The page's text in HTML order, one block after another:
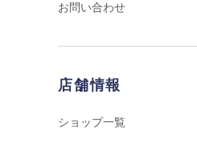
お問い合わせ
店舗情報
ショップ一覧